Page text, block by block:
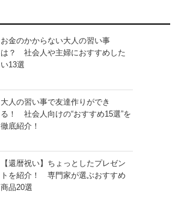
お金のかからない大人の習い事
は？ 社会人や主婦におすすめした
い13選
大人の習い事で友達作りができ
る！ 社会人向けの“おすすめ15選”を
徹底紹介！
【還暦祝い】ちょっとしたプレゼン
トを紹介！ 専門家が選ぶおすすめ
商品20選